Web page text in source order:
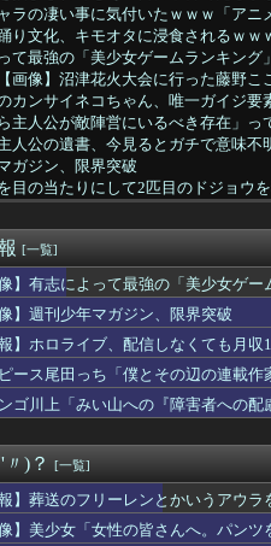
ラの凄い事に気付いたｗｗｗ「ア
り文化、キモオタに浸食されるｗｗ
て最強の「美少女ゲームランキン
画像】沼津花火大会に行った藤野こ
カンサイネコちゃん、唯一ガイジ要
主人公が敵陣営にいるべき存在」っ
人公の遺書、今見るとガチで意味不
ガジン、限界突破
目の当たりにして2匹目のドジョウ
作者「手書きでダンスアニメ描い
って数万再生とか1万再生行かな
た絵師、筆を折る…
ってさぁ、頭の“バルカン”意味ある
、配信しなくても月収1500万円の超
、キモ過ぎて大炎上するｗｗｗｗｗ
のエロ漫画←これｗｗｗ
、結婚ｗｗｗｗ
】いくら頭が良くてもOSをその場
ャンプ、世代交代に失敗
ジョセフさん「努力C才能A血統S」
ズのストリートファイト、さすがに
デフォルメフィギュア「重音テト 通
「僕とその辺の連載作家は同じく『
[一覧]
像】有志によって最強の「美少女ゲ
像】週刊少年マガジン、限界突破
報】ホロライブ、配信しなくても月
ース尾田っち「僕とその辺の連載作
ゴ川上「みい山への『障害者への
)？ [一覧]
報】葬送のフリーレンとかいうアウ
像】美少女「女性の皆さんへ。パン